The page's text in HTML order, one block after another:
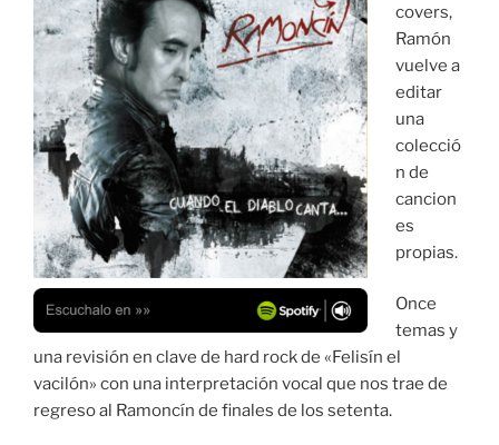
covers,
Ramón
vuelve a
editar
una
colecció
n de
cancion
es
propias.
Once
temas y
una revisión en clave de hard rock de «Felisín el
vacilón» con una interpretación vocal que nos trae de
regreso al Ramoncín de finales de los setenta.